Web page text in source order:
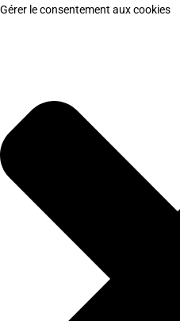
Gérer le consentement aux cookies